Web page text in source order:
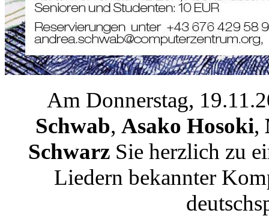
Am Donnerstag,
Schwab, Asako Hosoki,
SchwarzSie herzlich zu
Liedern bekannter